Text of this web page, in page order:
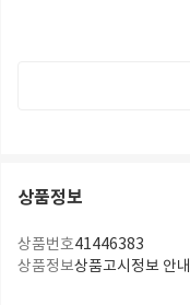
상품정보
상품번호41446383
상품정보상품고시정보 안내